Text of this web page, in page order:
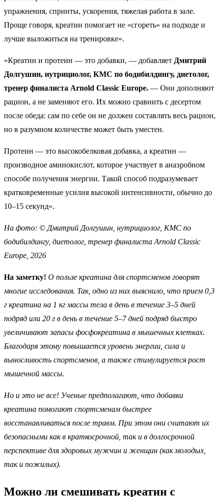
упражнения, спринты, ускорения, тяжелая работа в зале.
Проще говоря, креатин помогает не «сгореть» на подходе и
лучше выложиться на тренировке».
«Креатин и протеин — это добавки, — добавляет Дмитрий
Долгушин, нутрициолог, КМС по бодибилдингу, диетолог,
тренер финалиста Arnold Classic Europe. — Они дополняют
рацион, а не заменяют его. Их можно сравнить с десертом
после обеда: сам по себе он не должен составлять весь рацион,
но в разумном количестве может быть уместен.
Протеин — это высокобелковая добавка, а креатин —
производное аминокислот, которое участвует в анаэробном
способе получения энергии. Такой способ подразумевает
кратковременные усилия высокой интенсивности, обычно до
10–15 секунд».
На фото: © Дмитрий Долгушин, нутрициолог, КМС по
бодибилдингу, диетолог, тренер финалиста Arnold Classic
Europe, 2026
На заметку! О пользе креатина для спортсменов говорят
многие исследования. Так, одно из них выяснило , что прием 0,3
г креатина на 1 кг массы тела в день в течение 3–5 дней
подряд или 20 г в день в течение 5–7 дней подряд быстро
увеличивают запасы фосфокреатина в мышечных клетках.
Благодаря этому повышается уровень энергии, сила и
выносливость спортсменов, а также стимулируется рост
мышечной массы.
Но и это не все! Ученые предполагают, что добавки
креатина помогают спортсменам быстрее
восстанавливаться после травм. При этом они считают их
безопасными как в краткосрочной, так и в долгосрочной
перспективе для здоровых мужчин и женщин (как молодых,
так и пожилых).
Можно ли смешивать креатин с